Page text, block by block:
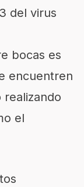
del virus
bocas es
encuentren
el